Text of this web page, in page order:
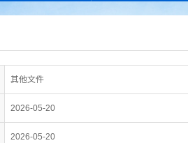
其他文件
2026-05-20
2026-05-20